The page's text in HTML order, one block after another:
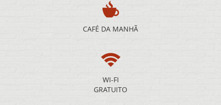
CAFÉ DA MANHÃ
WI-FI
GRATUITO